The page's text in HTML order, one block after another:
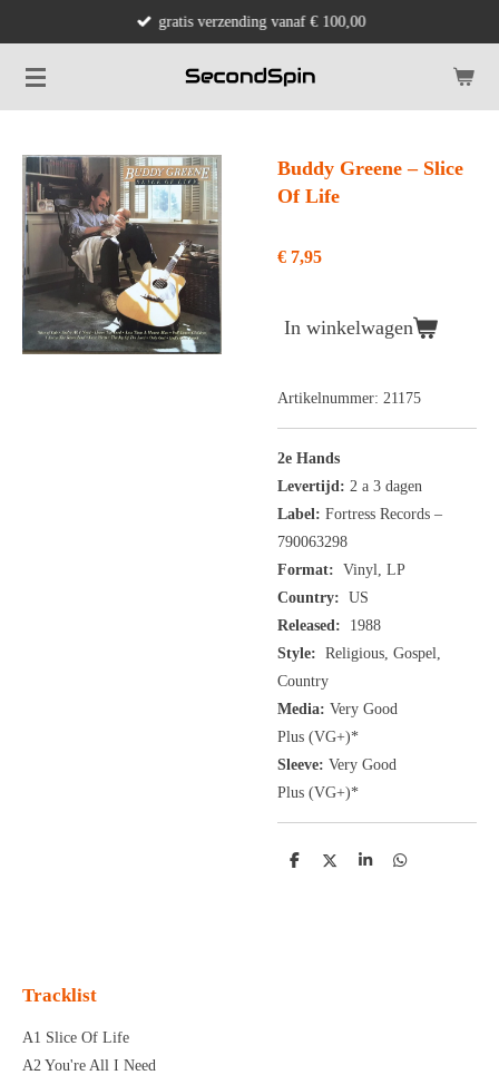
naar
de
gratis verzending vanaf € 100,00
Buddy Greene ‎– Slice
Of Life
€ 7,95
In winkelwagen
Artikelnummer: 21175
2e Hands
Levertijd: 2 a 3 dagen
Label: Fortress Records –
790063298
Format: Vinyl, LP
Country: US
Released: 1988
Style: Religious, Gospel,
Country
Media: Very Good
Plus (VG+)*
Sleeve: Very Good
Plus (VG+)*
D
D
S
D
Tracklist
A1 Slice Of Life
A2 You're All I Need